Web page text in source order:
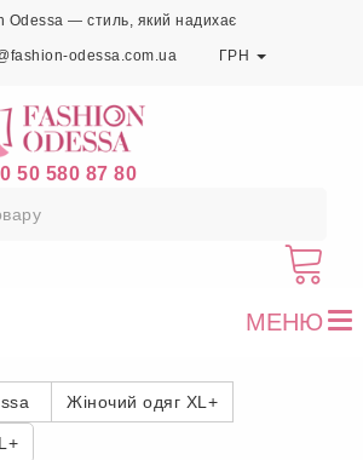
Odessa — стиль, який надихає
odessa.com.ua ГРН
50 580 87 80
МЕНЮ
Жіночий одяг XL+